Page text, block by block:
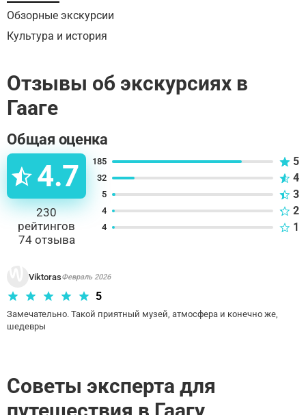
Обзорные экскурсии
Культура и история
Отзывы об экскурсиях в
Гааге
Общая оценка
4.7
230
рейтингов
74 отзыва
185 5
32 4
5 3
4 2
4 1
ViktorasФевраль 2026
5
Замечательно. Такой приятный музей, атмосфера и конечно же,
шедевры
Советы эксперта для